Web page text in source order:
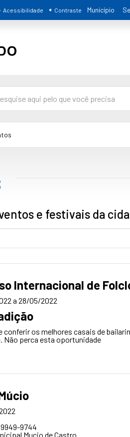
Acessibilidade Contraste Município
e festivais da
Internacional de
a 28/05/2022
conferir os melhores casais de
Não perca esta oportunidade
9744
Mucio de Castro